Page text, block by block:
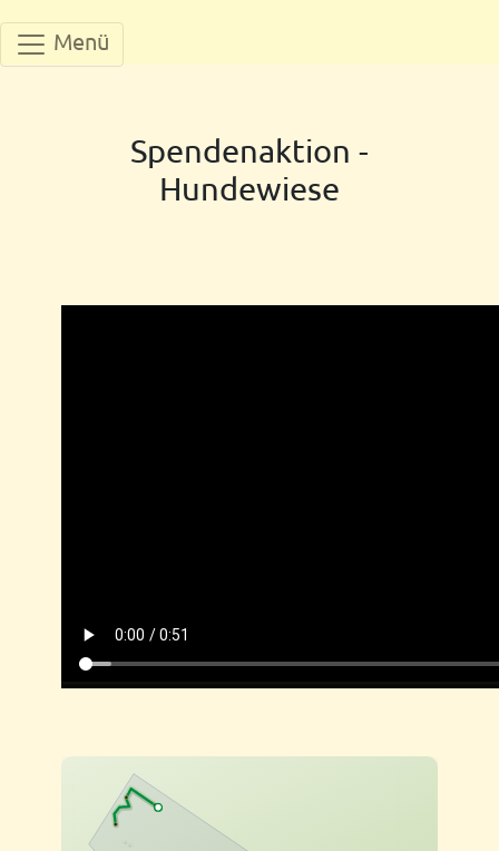
Menü
Spendenaktion -
Hundewiese